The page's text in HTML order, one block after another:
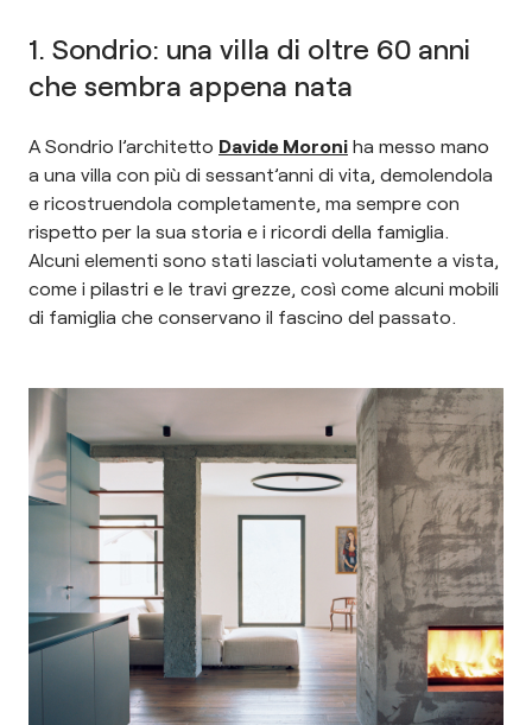
1. Sondrio: una villa di oltre 60 anni
che sembra appena nata
A Sondrio l’architetto Davide Moroni ha messo mano
a una villa con più di sessant’anni di vita, demolendola
e ricostruendola completamente, ma sempre con
rispetto per la sua storia e i ricordi della famiglia.
Alcuni elementi sono stati lasciati volutamente a vista,
come i pilastri e le travi grezze, così come alcuni mobili
di famiglia che conservano il fascino del passato.